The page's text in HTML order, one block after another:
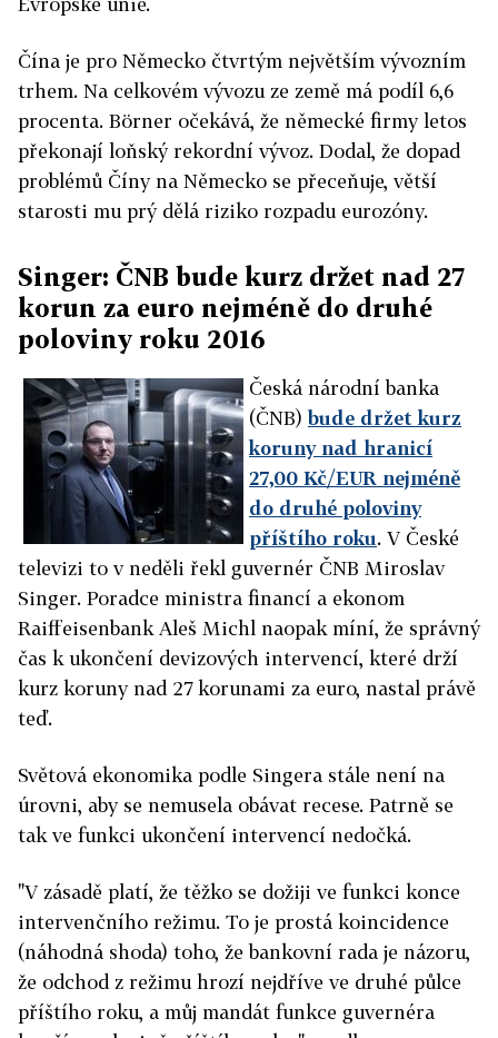
Čína je pro Německo čtvrtým největším vývozním
trhem. Na celkovém vývozu ze země má podíl 6,6
procenta. Börner očekává, že německé firmy letos
překonají loňský rekordní vývoz. Dodal, že dopad
problémů Číny na Německo se přeceňuje, větší
starosti mu prý dělá riziko rozpadu eurozóny.
Singer: ČNB bude kurz držet nad 27
korun za euro nejméně do druhé
poloviny roku 2016
Česká národní banka
(ČNB) bude držet kurz
koruny nad hranicí
27,00 Kč/EUR nejméně
do druhé poloviny
příštího roku. V České
televizi to v neděli řekl guvernér ČNB Miroslav
Singer. Poradce ministra financí a ekonom
Raiffeisenbank Aleš Michl naopak míní, že správný
čas k ukončení devizových intervencí, které drží
kurz koruny nad 27 korunami za euro, nastal právě
teď.
Světová ekonomika podle Singera stále není na
úrovni, aby se nemusela obávat recese. Patrně se
tak ve funkci ukončení intervencí nedočká.
"V zásadě platí, že těžko se dožiji ve funkci konce
intervenčního režimu. To je prostá koincidence
(náhodná shoda) toho, že bankovní rada je názoru,
že odchod z režimu hrozí nejdříve ve druhé půlce
příštího roku, a můj mandát funkce guvernéra